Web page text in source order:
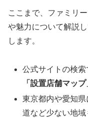
ここまで、ファミリ
や魅力について解説
します。
公式サイトの検
「設置店舗マップ
東京都内や愛知
道など少ない地域